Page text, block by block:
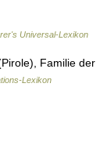
Universal-Lexikon
Familie der
Lexikon